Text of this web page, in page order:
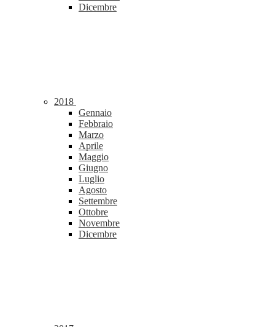
Dicembre
2018
Gennaio
Febbraio
Marzo
Aprile
Maggio
Giugno
Luglio
Agosto
Settembre
Ottobre
Novembre
Dicembre